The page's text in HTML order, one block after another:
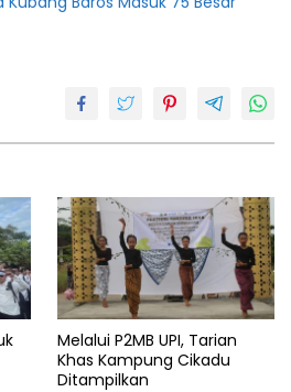
Melalui P2MB UPI, Tarian
Khas Kampung Cikadu
Ditampilkan